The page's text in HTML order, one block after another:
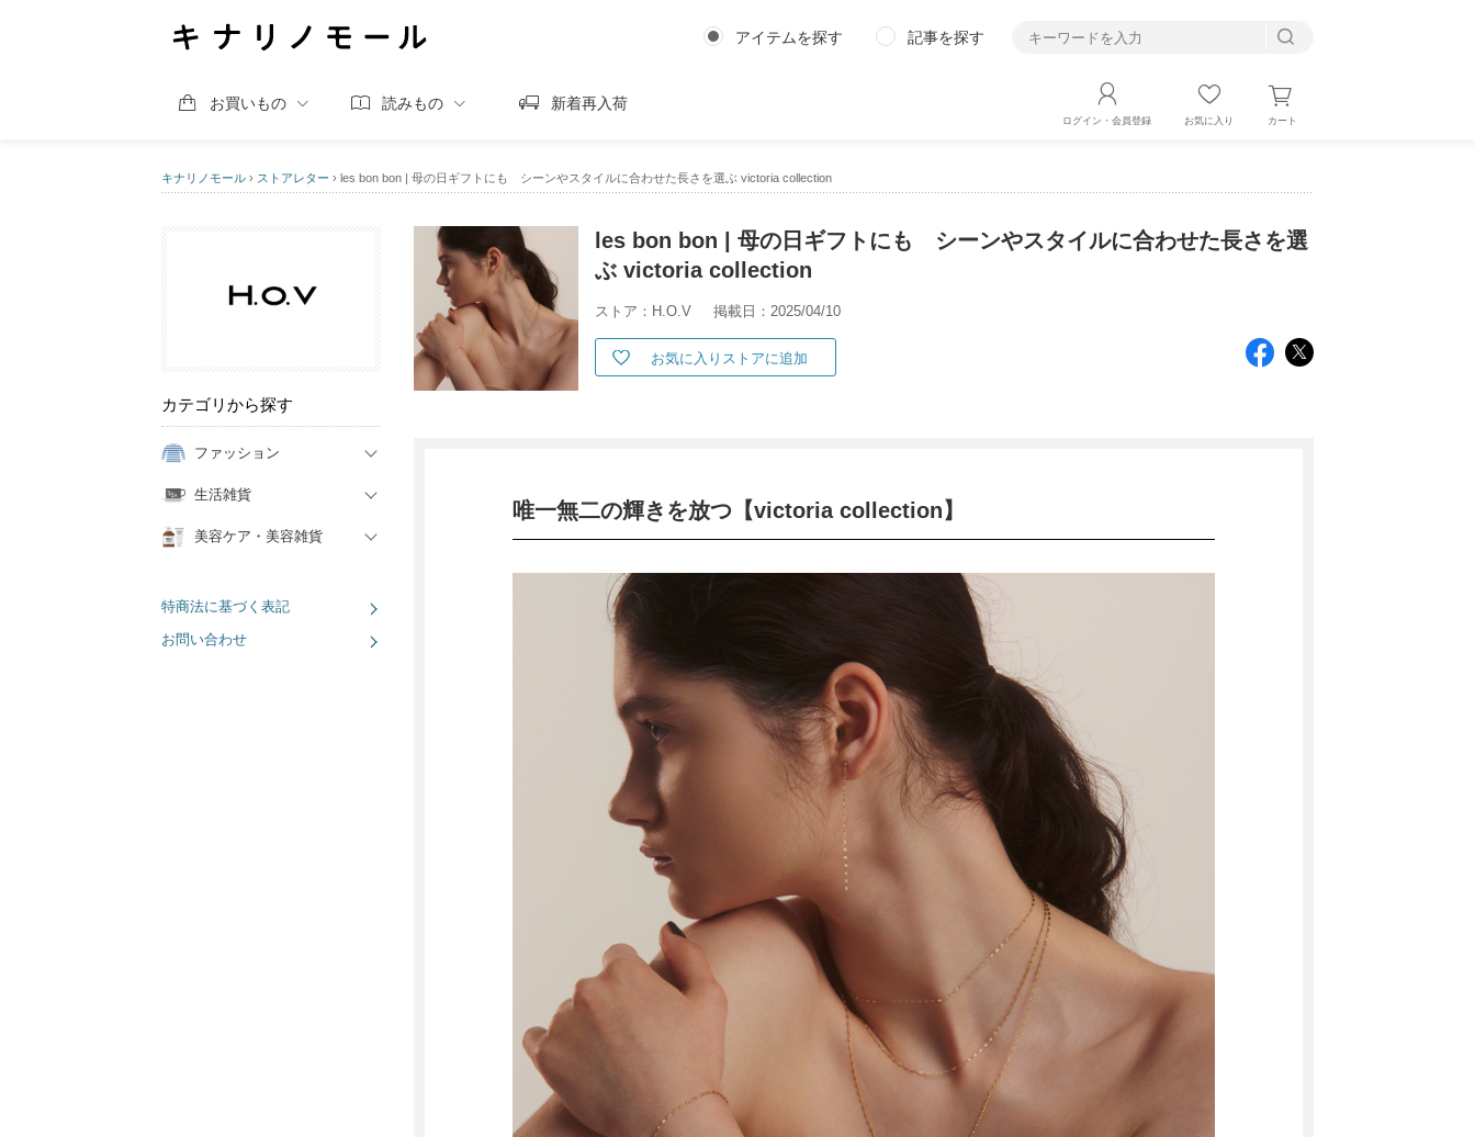
アイテムを探す 記事を探す
お買いもの 読みもの 新着再入荷
ログイン・会員登録 お気に入り カート
キナリノモール › ストアレター › les bon bon | 母の日ギフトにも シーンやスタイルに合わせた長さを選ぶ victoria collection
カテゴリから探す
ファッション
生活雑貨
美容ケア・美容雑貨
特商法に基づく表記
お問い合わせ
les bon bon | 母の日ギフトにも シーンやスタイルに合わせた長さを選
ぶ victoria collection
ストア：H.O.V 掲載日：2025/04/10
お気に入りストアに追加
唯一無二の輝きを放つ【victoria collection】